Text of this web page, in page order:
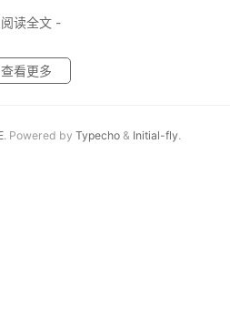
读全文 -
查看更多
. Powered by Typecho & Initial-fly.